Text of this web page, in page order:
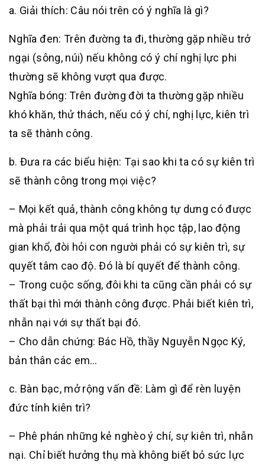
a. Giải thích: Câu nói trên có ý nghĩa là gì?
Nghĩa đen: Trên đường ta đi, thường gặp nhiều trở
ngại (sông, núi) nếu không có ý chí nghị lực phi
thường sẽ không vượt qua được.
Nghĩa bóng: Trên đường đời ta thường gặp nhiều
khó khăn, thử thách, nếu có ý chí, nghị lực, kiên trì
ta sẽ thành công.
b. Đưa ra các biểu hiện: Tại sao khi ta có sự kiên trì
sẽ thành công trong mọi việc?
– Mọi kết quả, thành công không tự dưng có được
mà phải trải qua một quá trình học tập, lao động
gian khổ, đòi hỏi con người phải có sự kiên trì, sự
quyết tâm cao độ. Đó là bí quyết để thành công.
– Trong cuộc sống, đôi khi ta cũng cần phải có sự
thất bại thì mới thành công được. Phải biết kiên trì,
nhẫn nại với sự thất bại đó.
– Cho dẫn chứng: Bác Hồ, thầy Nguyễn Ngọc Ký,
bản thân các em…
c. Bàn bạc, mở rộng vấn đề: Làm gì để rèn luyện
đức tính kiên trì?
– Phê phán những kẻ nghèo ý chí, sự kiên trì, nhẫn
nại. Chỉ biết hưởng thụ mà không biết bỏ sức lực